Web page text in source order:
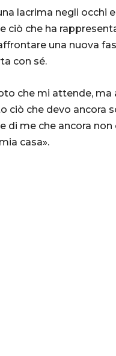
lacrima negli occhi
ciò che ha
una nuova
con sé.
che mi attende,
ciò che devo ancora
di me che ancora
casa».